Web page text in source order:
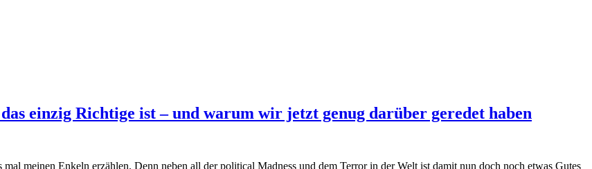
einzig Richtige ist – und warum wir jetzt genug darüber geredet haben
meinen Enkeln erzählen. Denn neben all der political Madness und dem Terror in der Welt ist damit nun doch noch etwas Gutes